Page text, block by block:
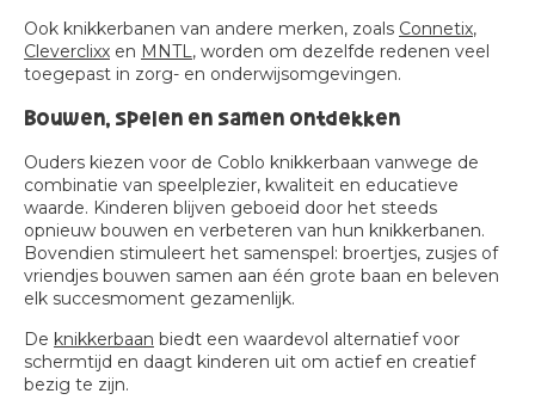
Ook knikkerbanen van andere merken, zoals Connetix,
Cleverclixx en MNTL, worden om dezelfde redenen veel
toegepast in zorg- en onderwijsomgevingen.
Bouwen, spelen en samen ontdekken
Ouders kiezen voor de Coblo knikkerbaan vanwege de
combinatie van speelplezier, kwaliteit en educatieve
waarde. Kinderen blijven geboeid door het steeds
opnieuw bouwen en verbeteren van hun knikkerbanen.
Bovendien stimuleert het samenspel: broertjes, zusjes of
vriendjes bouwen samen aan één grote baan en beleven
elk succesmoment gezamenlijk.
De knikkerbaan biedt een waardevol alternatief voor
schermtijd en daagt kinderen uit om actief en creatief
bezig te zijn.